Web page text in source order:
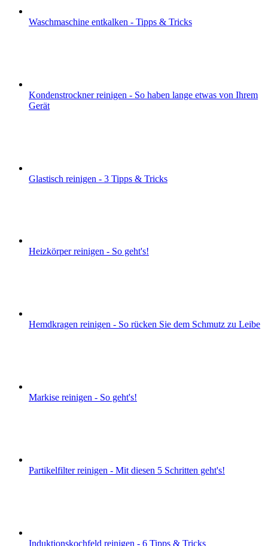
Waschmaschine entkalken - Tipps & Tricks
Kondenstrockner reinigen - So haben lange etwas von Ihrem
Gerät
Glastisch reinigen - 3 Tipps & Tricks
Heizkörper reinigen - So geht's!
Hemdkragen reinigen - So rücken Sie dem Schmutz zu Leibe
Markise reinigen - So geht's!
Partikelfilter reinigen - Mit diesen 5 Schritten geht's!
Induktionskochfeld reinigen - 6 Tipps & Tricks